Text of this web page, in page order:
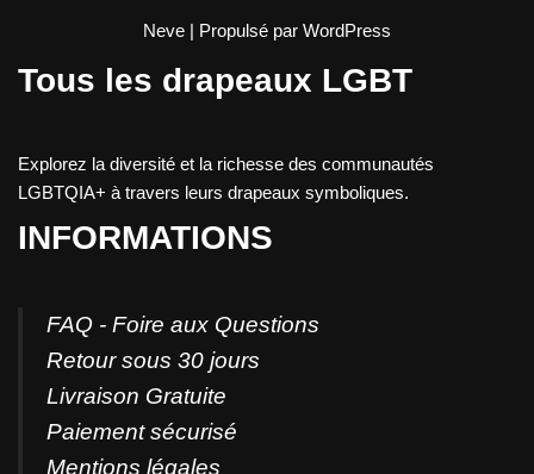
Neve | Propulsé par WordPress
Tous les drapeaux LGBT
Explorez la diversité et la richesse des communautés
LGBTQIA+ à travers leurs drapeaux symboliques.
INFORMATIONS
FAQ - Foire aux Questions
Retour sous 30 jours
Livraison Gratuite
Paiement sécurisé
Mentions légales